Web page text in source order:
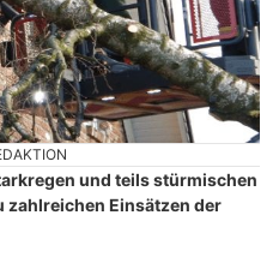
und teils stürmischen
zahlreichen Einsätzen der